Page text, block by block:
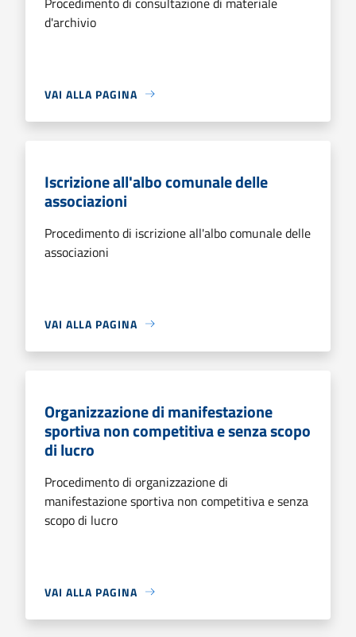
d'archivio
VAI ALLA PAGINA
Iscrizione all'albo comunale delle
associazioni
Procedimento di iscrizione all'albo comunale delle
associazioni
VAI ALLA PAGINA
Organizzazione di manifestazione
sportiva non competitiva e senza scopo
di lucro
Procedimento di organizzazione di
manifestazione sportiva non competitiva e senza
scopo di lucro
VAI ALLA PAGINA